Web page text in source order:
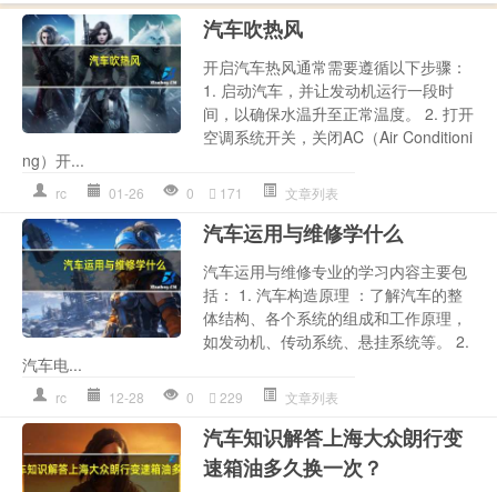
汽车吹热风
开启汽车热风通常需要遵循以下步骤：
1. 启动汽车，并让发动机运行一段时
间，以确保水温升至正常温度。 2. 打开
空调系统开关，关闭AC（Air Conditioni
ng）开...
rc 01-26 0 171 文章列表
汽车运用与维修学什么
汽车运用与维修专业的学习内容主要包
括： 1. 汽车构造原理 ：了解汽车的整
体结构、各个系统的组成和工作原理，
如发动机、传动系统、悬挂系统等。 2.
汽车电...
rc 12-28 0 229 文章列表
汽车知识解答上海大众朗行变
速箱油多久换一次？